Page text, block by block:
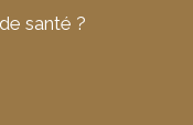
santé ?